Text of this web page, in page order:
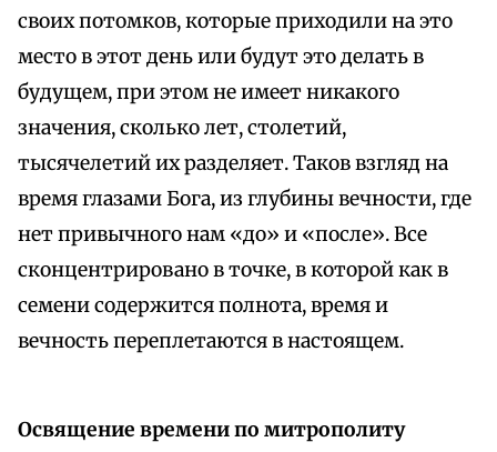
своих потомков, которые приходили на это
место в этот день или будут это делать в
будущем, при этом не имеет никакого
значения, сколько лет, столетий,
тысячелетий их разделяет. Таков взгляд на
время глазами Бога, из глубины вечности, где
нет привычного нам «до» и «после». Все
сконцентрировано в точке, в которой как в
семени содержится полнота, время и
вечность переплетаются в настоящем.
Освящение времени по митрополиту